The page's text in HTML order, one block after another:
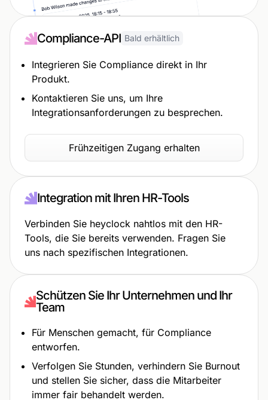
Compliance-API Bald erhältlich
Integrieren Sie Compliance direkt in Ihr
Produkt.
Kontaktieren Sie uns, um Ihre
Integrationsanforderungen zu besprechen.
Frühzeitigen Zugang erhalten
Integration mit Ihren HR-Tools
Verbinden Sie heyclock nahtlos mit den HR-
Tools, die Sie bereits verwenden. Fragen Sie
uns nach spezifischen Integrationen.
Schützen Sie Ihr Unternehmen und Ihr
Team
Für Menschen gemacht, für Compliance
entworfen.
Verfolgen Sie Stunden, verhindern Sie Burnout
und stellen Sie sicher, dass die Mitarbeiter
immer fair behandelt werden.